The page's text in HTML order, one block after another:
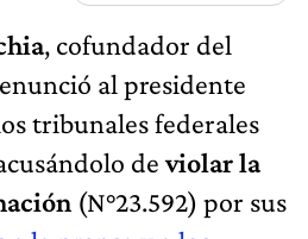
, cofundador del
al presidente
tribunales federales
deviolar la
(N°23.592) por sus